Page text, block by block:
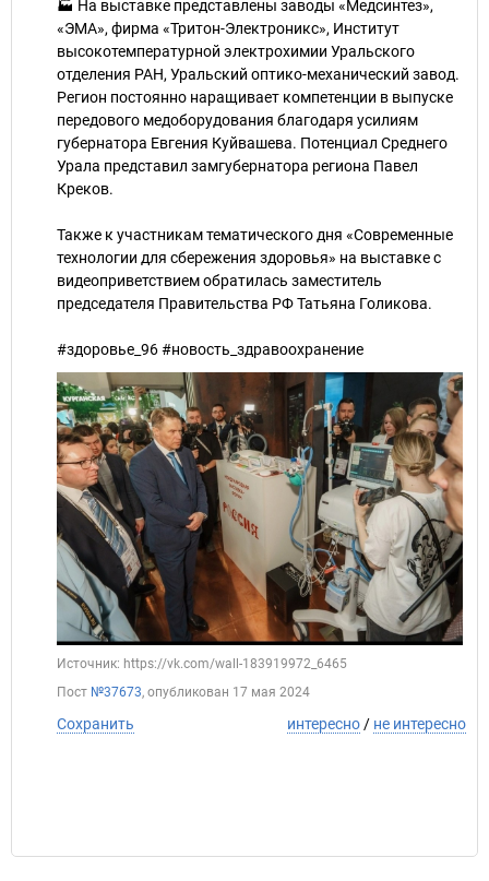
🏭 На выставке представлены заводы «Медсинтез»,
«ЭМА», фирма «Тритон-Электроникс», Институт
высокотемпературной электрохимии Уральского
отделения РАН, Уральский оптико-механический завод.
Регион постоянно наращивает компетенции в выпуске
передового медоборудования благодаря усилиям
губернатора Евгения Куйвашева. Потенциал Среднего
Урала представил замгубернатора региона Павел
Креков.
Также к участникам тематического дня «Современные
технологии для сбережения здоровья» на выставке с
видеоприветствием обратилась заместитель
председателя Правительства РФ Татьяна Голикова.
#здоровье_96 #новость_здравоохранение
Источник: https://vk.com/wall-183919972_6465
Пост №37673, опубликован 17 мая 2024
Сохранить интересно / не интересно